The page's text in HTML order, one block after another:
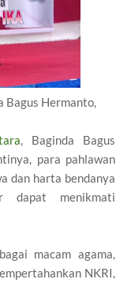
Bagus Hermanto,
, Baginda Bagus
para pahlawan
dan harta bendanya
dapat menikmati
macam agama,
NKRI,